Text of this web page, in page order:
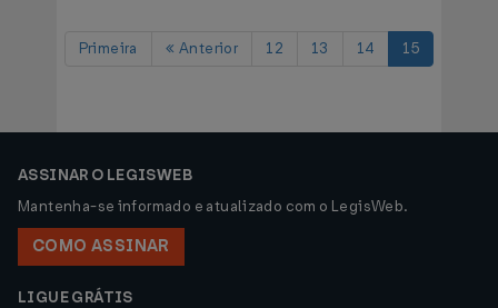
Primeira Anterior 12 13 14 15
ASSINAR O LEGISWEB
Mantenha-se informado e atualizado com o LegisWeb.
COMO ASSINAR
LIGUE GRÁTIS